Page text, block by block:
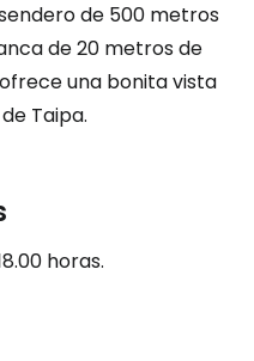
de 500 metros
de 20 metros de
una bonita vista
Taipa.
horas.